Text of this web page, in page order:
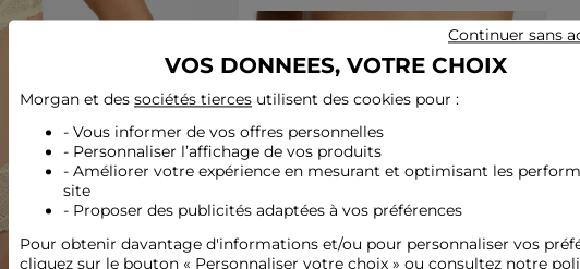
VOS DONNEES, VOTRE CHOIX
Morgan et des sociétés tierces utilisent des cookies pour :
- Vous informer de vos offres personnelles
- Personnaliser l’affichage de vos produits
- Améliorer votre expérience en mesurant et optimisant les
site
- Proposer des publicités adaptées à vos préférences
Pour obtenir davantage d'informations et/ou pour personnaliser vos
cliquez sur le bouton « Personnaliser votre choix » ou consultez notre
Continuer sans